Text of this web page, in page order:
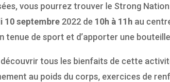
vous pourrez trouver le Strong
10 septembre 2022 de 10h à 11h au
tenue de sport et d’apporter une
tous les bienfaits de cette
au poids du corps, exercices de